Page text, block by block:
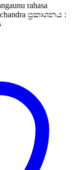
rahasa
ප්‍රකාශනය :